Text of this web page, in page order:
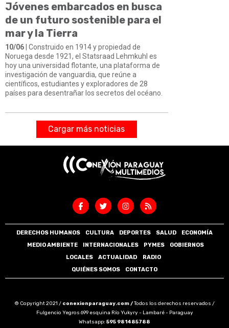
Jóvenes embarcados en busca
de un futuro sostenible para el
mar y la Tierra
10/06 | Construido en 1914 y propiedad de
Noruega desde 1921, el Statsraad Lehmkuhl es
hoy una universidad flotante, una plataforma de
investigación de vanguardia, que reúne a
científicos, estudiantes y exploradores de 28
países para desentrañar los secretos del océano.
Cargar más noticias
DERECHOS HUMANOS CULTURA DEPORTES SALUD
ECONOMÍA
MEDIO AMBIENTE
INTERNACIONALES PYMES
GOBIERNOS
LOCALES
ACTUALIDAD
RADIO
QUIÉNES SOMOS
CONTACTO
© Copyright 2021 / conexionparaguay.com /Todos los derechos reservados /
Fulgencio Yegros 699 esquina Río Yukyry - Lambaré - Paraguay
Whatsapp: 595 981485788